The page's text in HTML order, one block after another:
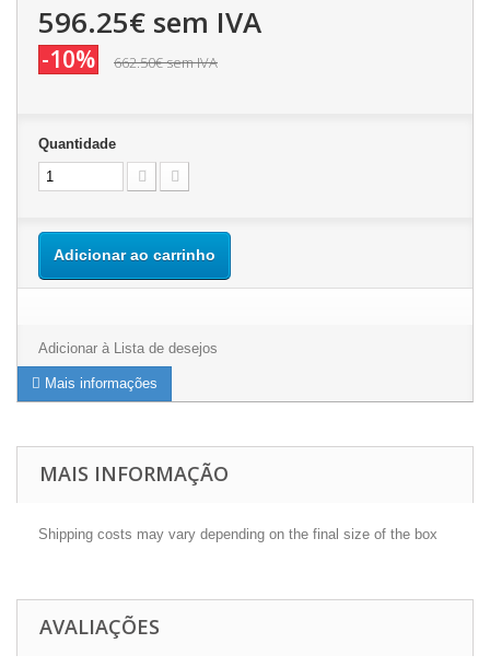
596.25€ sem IVA
-10% 662.50€sem IVA
Quantidade
Adicionar ao carrinho
Adicionar à Lista de desejos
Mais informações
MAIS INFORMAÇÃO
Shipping costs may vary depending on the final size of the box
AVALIAÇÕES